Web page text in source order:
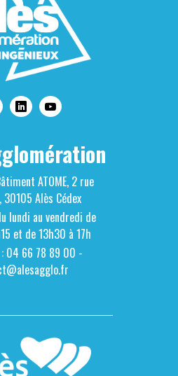
ATOME, 2 rue
Alès Cédex
lundi au vendredi de
et de 13h30 à 17h
: 04 66 78 89 00 -